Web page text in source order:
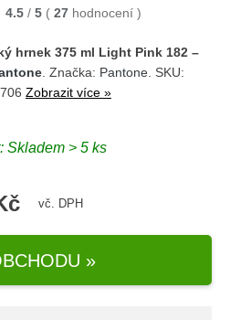
4.5 / 5 ( 27 hodnocení )
hrnek 375 ml Light Pink 182 –
. Značka: Pantone . SKU:
Zobrazit více »
Skladem > 5 ks
vč. DPH
»